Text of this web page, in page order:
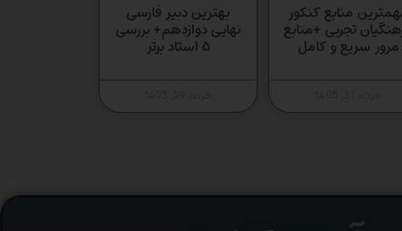
منابع کنکور
تجربی +منابع
مرور سریع و کامل
بهترین دبیر فارسی
نهایی دوازدهم+ بررسی
۵ استاد برتر